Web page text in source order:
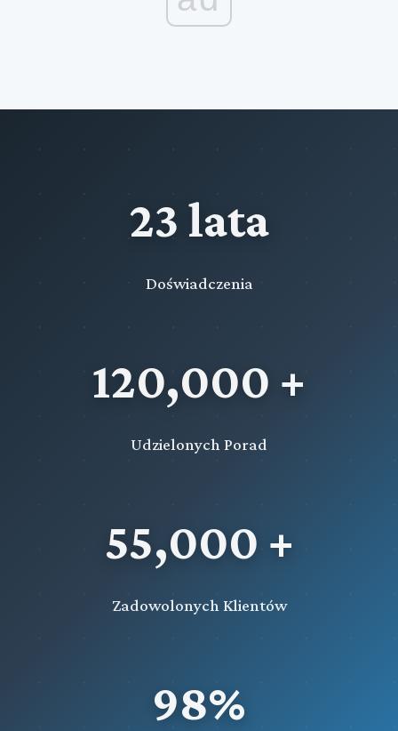
23 lata
Doświadczenia
120,000 +
Udzielonych Porad
55,000 +
Zadowolonych Klientów
98%